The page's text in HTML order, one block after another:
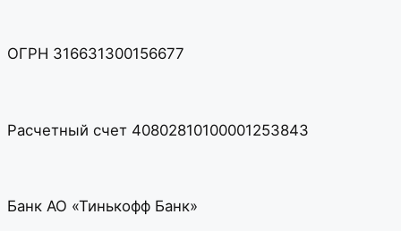
ОГРН 316631300156677
Расчетный счет 40802810100001253843
Банк АО «Тинькофф Банк»